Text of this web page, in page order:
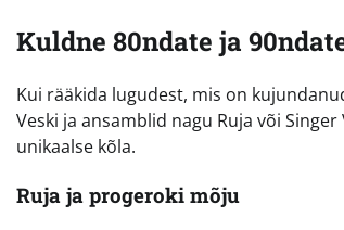
Kuldne 80ndate ja
Kui rääkida lugudest, mis on
Veski ja ansamblid nagu Ruja või
unikaalse kõla.
Ruja ja progeroki mõju